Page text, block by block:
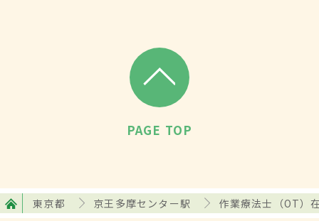
PAGE TOP
東京都 京王多摩センター駅 作業療法士（OT）